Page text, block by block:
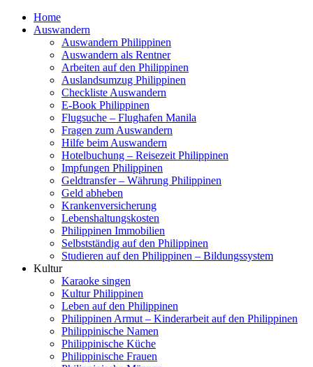
Home
Auswandern
Auswandern Philippinen
Auswandern als Rentner
Arbeiten auf den Philippinen
Auslandsumzug Philippinen
Checkliste Auswandern
E-Book Philippinen
Flugsuche – Flughafen Manila
Fragen zum Auswandern
Hilfe beim Auswandern
Hotelbuchung – Reisezeit Philippinen
Impfungen Philippinen
Geldtransfer – Währung Philippinen
Geld abheben
Krankenversicherung
Lebenshaltungskosten
Philippinen Immobilien
Selbstständig auf den Philippinen
Studieren auf den Philippinen – Bildungssystem
Kultur
Karaoke singen
Kultur Philippinen
Leben auf den Philippinen
Philippinen Armut – Kinderarbeit auf den Philippinen
Philippinische Namen
Philippinische Küche
Philippinische Frauen